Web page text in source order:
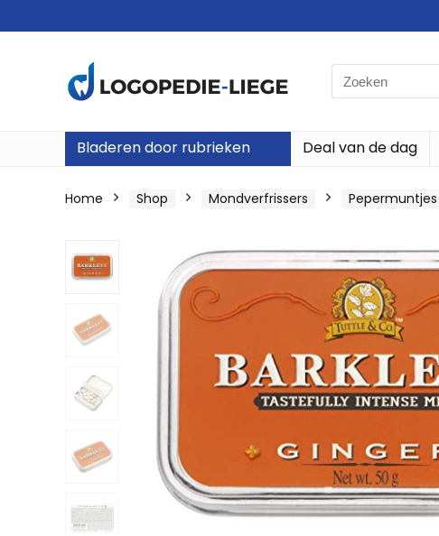
Search
for:
Bladeren door rubrieken Deal van de dag
Home Shop Mondverfrissers Pepermuntjes